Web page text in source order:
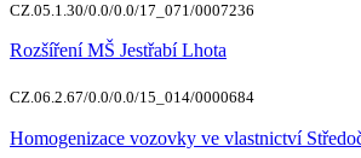
CZ.05.1.30/0.0/0.0/17_071/0007236
Rozšíření MŠ Jestřabí Lhota
CZ.06.2.67/0.0/0.0/15_014/0000684
Homogenizace vozovky ve vlastnictví